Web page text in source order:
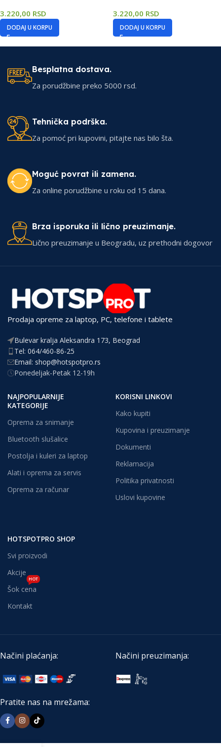
3.220,00 RSD
DODAJ U KORPU
3.220,00 RSD
DODAJ U KORPU
Besplatna dostava.
Za porudžbine preko 5000 rsd.
Tehnička podrška.
Za pomoć pri kupovini, pitajte nas bilo šta.
Moguć povrat ili zamena.
Za online porudžbine u roku od 15 dana.
Brza isporuka ili lično preuzimanje.
Lično preuzimanje u Beogradu, uz prethodni dogovor
Prodaja opreme za laptop, PC, telefone i tablete
Bulevar kralja Aleksandra 173, Beograd
Tel: 064/460-86-25
Email: shop@hotspotpro.rs
Ponedeljak-Petak 12-19h
NAJPOPULARNIJE
KATEGORIJE
Oprema za snimanje
Bluetooth slušalice
Postolja i kuleri za laptop
Alati i oprema za servis
Oprema za računar
KORISNI LINKOVI
Kako kupiti
Kupovina i preuzimanje
Dokumenti
Reklamacija
Politika privatnosti
Uslovi kupovine
HOTSPOTPRO SHOP
Svi proizvodi
Akcije
Šok cena
HOT
Kontakt
Načini plaćanja: Načini preuzimanja:
Pratite nas na mrežama: